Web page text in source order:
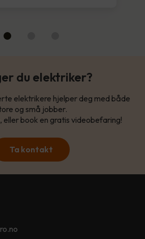
du elektriker?
elektrikere hjelper deg med både
og små jobber.
eller book en gratis videobefaring!
Ta kontakt